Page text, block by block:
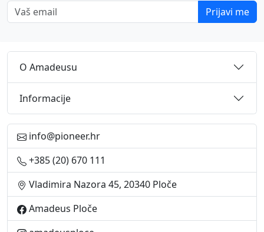
Vaš email
Prijavi me
O Amadeusu
Informacije
info@pioneer.hr
+385 (20) 670 111
Vladimira Nazora 45, 20340 Ploče
Amadeus Ploče